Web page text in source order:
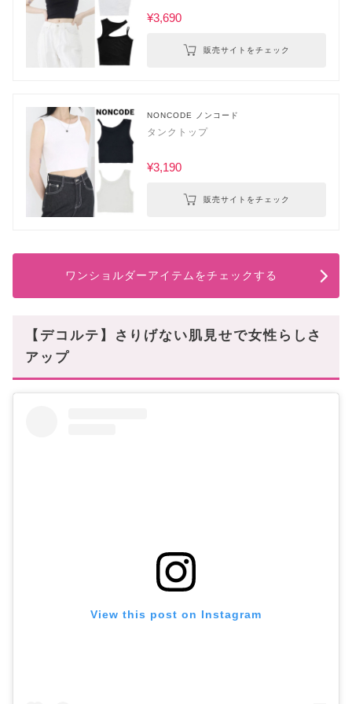
¥3,690
販売サイトをチェック
NONCODE ノンコード
タンクトップ
¥3,190
販売サイトをチェック
ワンショルダーアイテムをチェックする
【デコルテ】さりげない肌見せで女性らしさ
アップ
View this post on Instagram